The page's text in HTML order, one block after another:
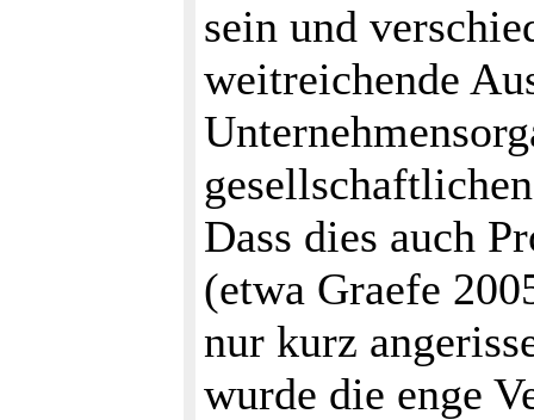
sein und
weitreichende
Dass dies auch
(etwa Graefe
nur kurz
wurde die enge